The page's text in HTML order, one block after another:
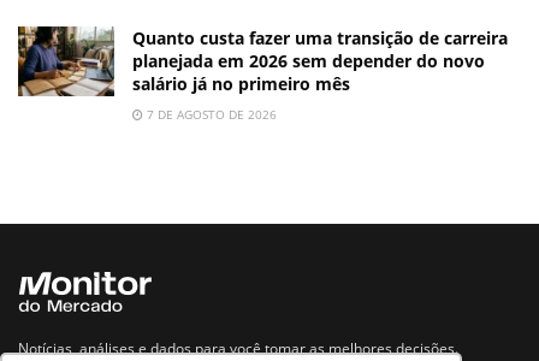
Quanto custa fazer uma transição de carreira
planejada em 2026 sem depender do novo
salário já no primeiro mês
7 DE AGOSTO DE 2026
Notícias, análises e dados para você tomar as melhores decisões.